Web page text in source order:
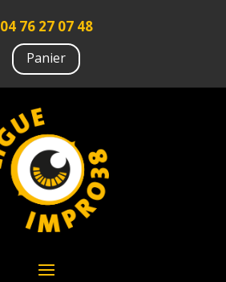
04 76 27 07 48
Panier